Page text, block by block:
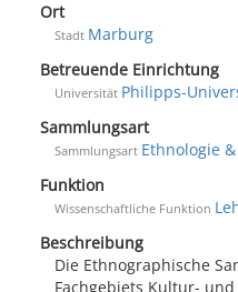
Ort
Stadt Marburg
Betreuende Einrichtung
Universität Philipps-
Sammlungsart
Sammlungsart Ethnologie
Funktion
Wissenschaftliche Funktion
Beschreibung
Die Ethnographische
Fachgebiets Kultur-